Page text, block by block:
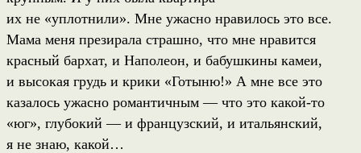
их не «уплотнили». Мне ужасно нравилось это все.
Мама меня презирала страшно, что мне нравится
красный бархат, и Наполеон, и бабушкины камеи,
и высокая грудь и крики «Готыню!» А мне все это
казалось ужасно романтичным — что это какой-то
«юг», глубокий — и французский, и итальянский,
я не знаю, какой…